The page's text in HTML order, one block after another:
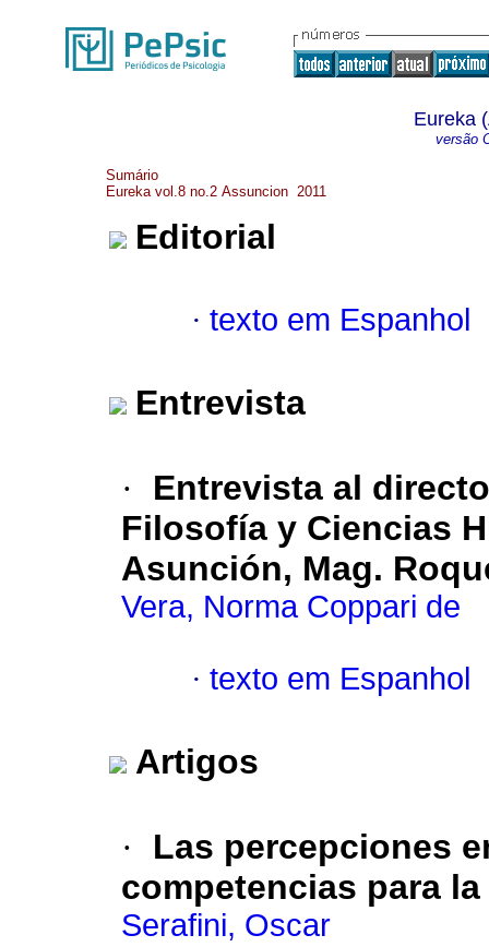
Eureka
versão
Sumário
Eureka vol.8 no.2 Assuncion 2011
Editorial
· texto em Espanhol
Entrevista
·
Entrevista al
Filosofía y Ciencias
Asunción, Mag.
Vera, Norma Coppari de
· texto em Espanhol
Artigos
·
Las percepciones
competencias para
Serafini, Oscar